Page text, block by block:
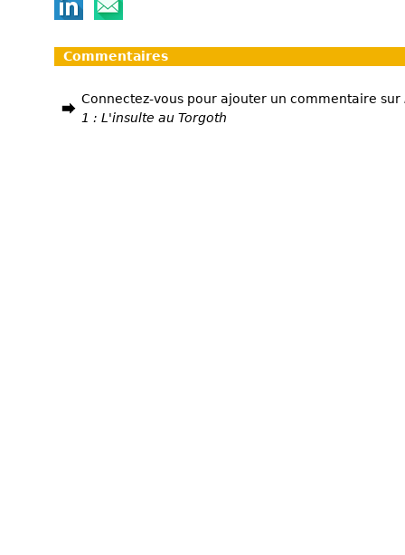
Commentaires
Connectez-vous pour ajouter un commentaire sur
1 : L'insulte au Torgoth